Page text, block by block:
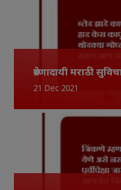
प्रेरणादायी मराठी
21 Dec 2021